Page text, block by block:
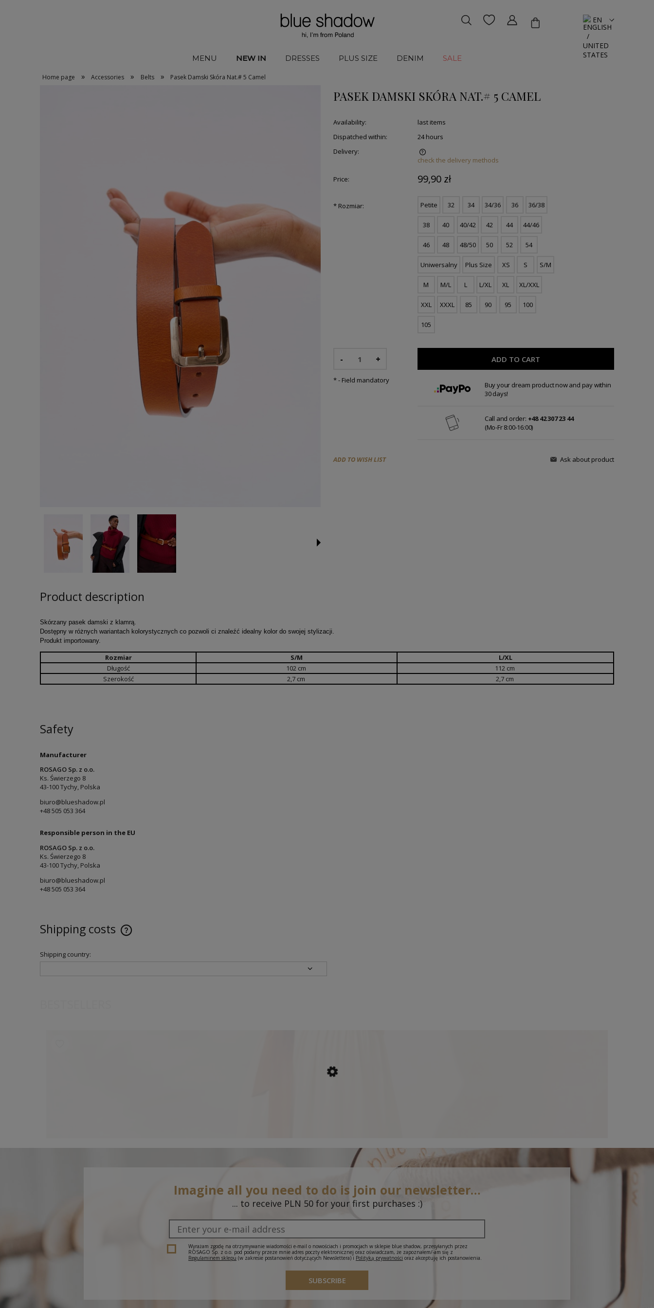
EN
MENU NEW IN DRESSES PLUS SIZE DENIM SALE
Home page » Accessories » Belts » Pasek Damski Skóra Nat.# 5 Camel
PASEK DAMSKI SKÓRA NAT.# 5 CAMEL
Availability:
last items
Dispatched within:
24 hours
Delivery:
check the delivery methods
Price: 99,90 zł
*Rozmiar: Petite 32 34 34/36 36 36/38
38 40 40/42 42 44 44/46
46 48 48/50 50 52 54
Uniwersalny Plus Size XS S S/M
M M/L L L/XL XL XL/XXL
XXL XXXL 85 90 95 100
105
- + ADD TO CART
*- Field mandatory
Buy your dream product now and pay within
30 days!
Call and order: +48 42 307 23 44
(Mo-Fr 8:00-16:00)
ADD TO WISH LIST Ask about product
Product description
Skórzany pasek damski z klamrą.
Dostępny w różnych wariantach kolorystycznych co pozwoli ci znaleźć idealny kolor do swojej stylizacji.
Produkt importowany.
Rozmiar S/M
L/XL
Długość
102 cm
112 cm
Szerokość
2,7 cm 2,7 cm
Safety
Manufacturer
ROSAGO Sp. z o.o.
Ks. Świerzego 8
43-100 Tychy, Polska
biuro@blueshadow.pl
+48 505 053 364
Responsible person in the EU
ROSAGO Sp. z o.o.
Ks. Świerzego 8
43-100 Tychy, Polska
biuro@blueshadow.pl
+48 505 053 364
Shipping costs
Shipping country:
Sukienka Malva Butter
214,95 zł
Regular price:
Imagine all you need to do is join our newsletter…
... to receive PLN 50 for your first purchases :)
Wyrażam zgodę na otrzymywanie wiadomości e-mail o nowościach i promocjach w sklepie blue shadow, przesyłanych przez
ROSAGO Sp. z o.o. pod podany przeze mnie adres poczty elektronicznej oraz oświadczam, że zapoznałem/-am się z
Regulaminem sklepu (w zakresie postanowień dotyczących Newslettera) i Polityką prywatności oraz akceptuję ich postanowienia.
SUBSCRIBE